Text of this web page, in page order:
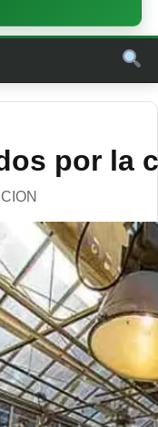
por la